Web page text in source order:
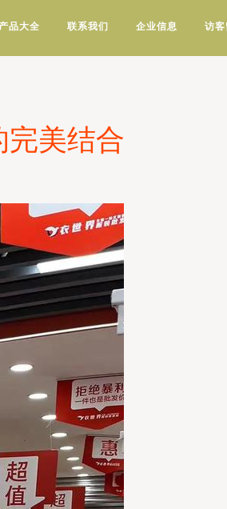
产品大全 联系我们 企业信息 访客
美结合